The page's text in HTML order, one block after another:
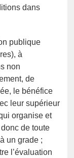
dans
publique
à
non
de
le bénéfice
leur supérieur
organise et
de toute
un grade ;
l’évaluation